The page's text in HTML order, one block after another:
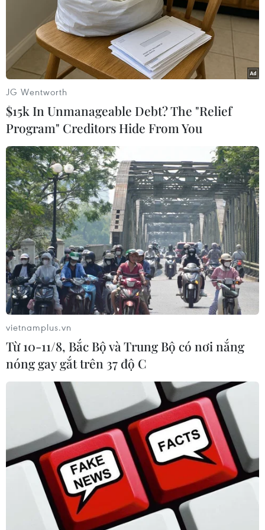
Việt Nam nỗ lực thi đấu trong từng trận
tại giải bóng đá nữ Đông Nam Á
11/07/2022 23:10
HLV Mai Đức Chung cho biết về lý thuyết, Việt Nam chỉ
cần 1 trận hòa là đứng đầu bảng B, nhưng đó không
phải là tính toán của ban huấn luyện và toàn đội vẫn
chơi hết sức mình ở từng trận đấu.
Việt Nam gặp Philippines ở bán kết giải
bóng đá nữ Đông Nam Á 2022
13/07/2022 14:22
Thắng Myanmar chung cuộc 4-0, đội tuyển Việt Nam
JG Wentworth
$15k In Unmanageable Debt? The "Relief
Program" Creditors Hide From You
vietnamplus.vn
Từ 10-11/8, Bắc Bộ và Trung Bộ có nơi nắng
nóng gay gắt trên 37 độ C